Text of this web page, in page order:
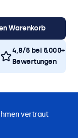
Warenkorb
4,8/5 bei 5.000+
Bewertungen
vertraut